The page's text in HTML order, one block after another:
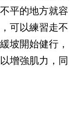
平的地方就容
可以練習走不
坡開始健行，
增強肌力，同